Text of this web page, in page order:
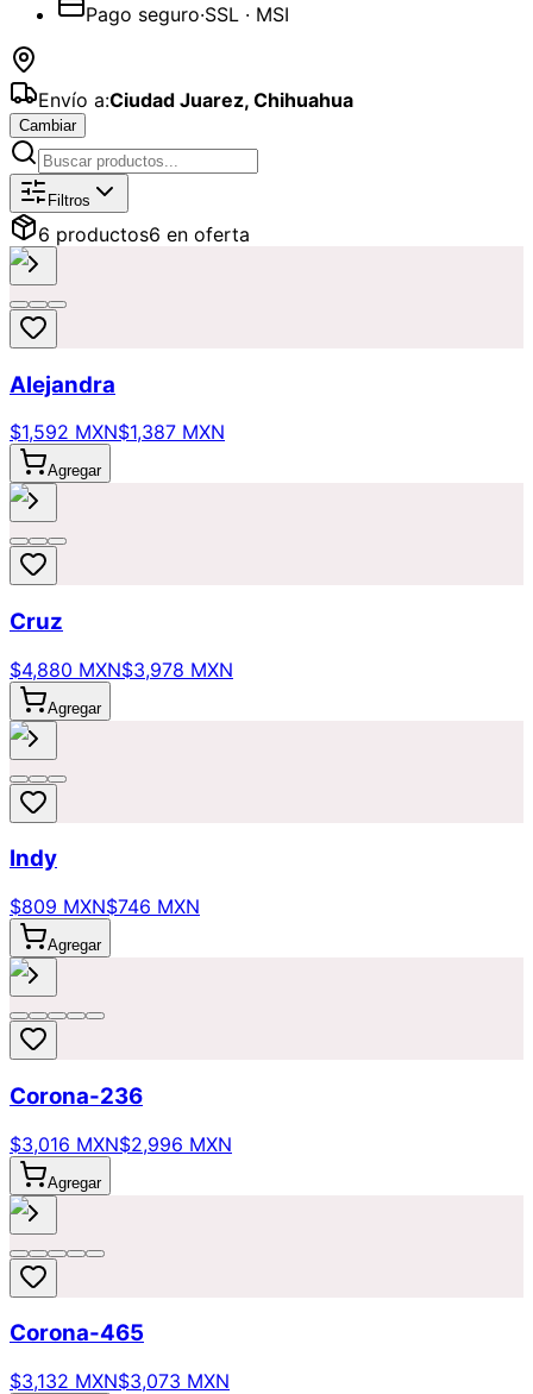
Pago seguro·SSL · MSI
Envío a:Ciudad Juarez, Chihuahua
Cambiar
Catálogo deLilys y Stargazer
Filtros
6 productos6 en oferta
Alejandra
$1,592 MXN$1,387 MXN
Agregar
Cruz
$4,880 MXN$3,978 MXN
Agregar
Indy
$809 MXN$746 MXN
Agregar
Corona-236
$3,016 MXN$2,996 MXN
Agregar
Corona-465
$3,132 MXN$3,073 MXN